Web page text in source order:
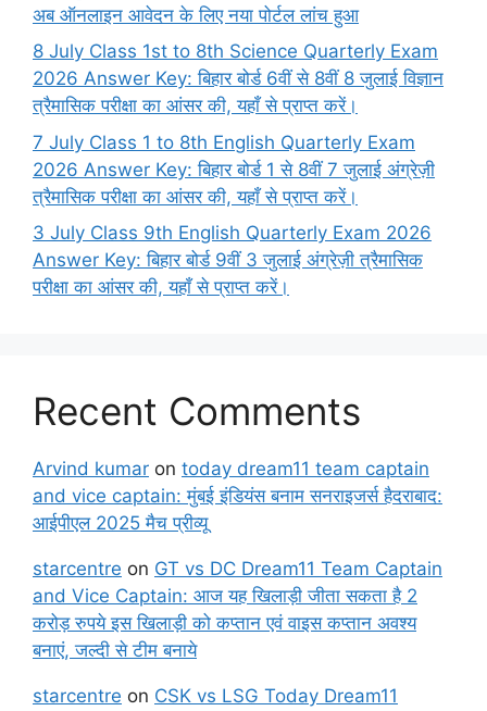
अब ऑनलाइन आवेदन के लिए नया पोर्टल लांच हुआ
8 July Class 1st to 8th Science Quarterly Exam
2026 Answer Key: बिहार बोर्ड 6वीं से 8वीं 8 जुलाई विज्ञान
त्रैमासिक परीक्षा का आंसर की, यहाँ से प्राप्त करें।
7 July Class 1 to 8th English Quarterly Exam
2026 Answer Key: बिहार बोर्ड 1 से 8वीं 7 जुलाई अंग्रेज़ी
त्रैमासिक परीक्षा का आंसर की, यहाँ से प्राप्त करें।
3 July Class 9th English Quarterly Exam 2026
Answer Key: बिहार बोर्ड 9वीं 3 जुलाई अंग्रेज़ी त्रैमासिक
परीक्षा का आंसर की, यहाँ से प्राप्त करें।
Recent Comments
Arvind kumar on today dream11 team captain
and vice captain: मुंबई इंडियंस बनाम सनराइजर्स हैदराबाद:
आईपीएल 2025 मैच प्रीव्यू
starcentre on GT vs DC Dream11 Team Captain
and Vice Captain: आज यह खिलाड़ी जीता सकता है 2
करोड़ रुपये इस खिलाड़ी को कप्तान एवं वाइस कप्तान अवश्य
बनाएं, जल्दी से टीम बनाये
starcentre on CSK vs LSG Today Dream11